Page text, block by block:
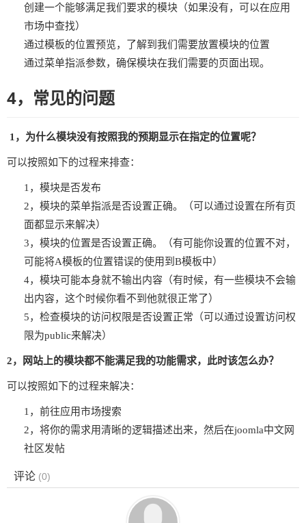
创建一个能够满足我们要求的模块（如果没有，可以在应用
市场中查找）
通过模板的位置预览，了解到我们需要放置模块的位置
通过菜单指派参数，确保模块在我们需要的页面出现。
4，常见的问题
1，为什么模块没有按照我的预期显示在指定的位置呢？
可以按照如下的过程来排查：
1，模块是否发布
2，模块的菜单指派是否设置正确。（可以通过设置在所有页
面都显示来解决）
3，模块的位置是否设置正确。（有可能你设置的位置不对，
可能将A模板的位置错误的使用到B模板中）
4，模块可能本身就不输出内容（有时候，有一些模块不会输
出内容，这个时候你看不到他就很正常了）
5，检查模块的访问权限是否设置正常（可以通过设置访问权
限为public来解决）
2，网站上的模块都不能满足我的功能需求，此时该怎么办？
可以按照如下的过程来解决：
1，前往应用市场搜索
2，将你的需求用清晰的逻辑描述出来，然后在joomla中文网
社区发帖
评论 (0)